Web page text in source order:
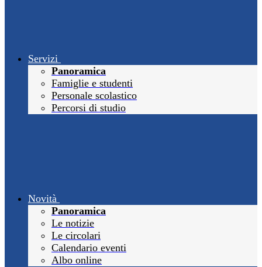
Servizi
Panoramica
Famiglie e studenti
Personale scolastico
Percorsi di studio
Novità
Panoramica
Le notizie
Le circolari
Calendario eventi
Albo online